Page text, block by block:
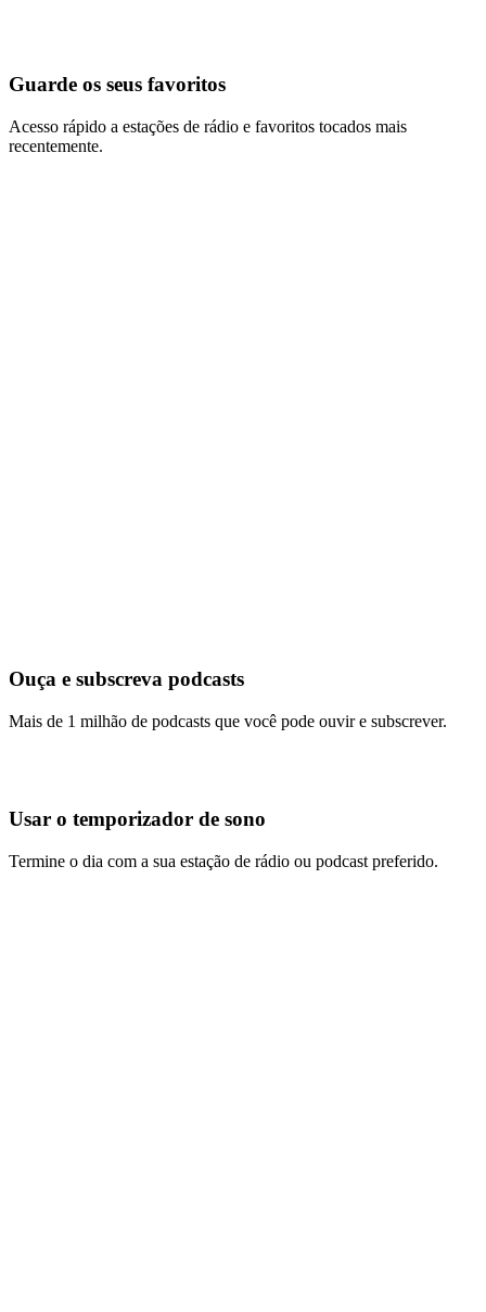
Guarde os seus favoritos
Acesso rápido a estações de rádio e favoritos tocados mais
recentemente.
Ouça e subscreva podcasts
Mais de 1 milhão de podcasts que você pode ouvir e subscrever.
Usar o temporizador de sono
Termine o dia com a sua estação de rádio ou podcast preferido.